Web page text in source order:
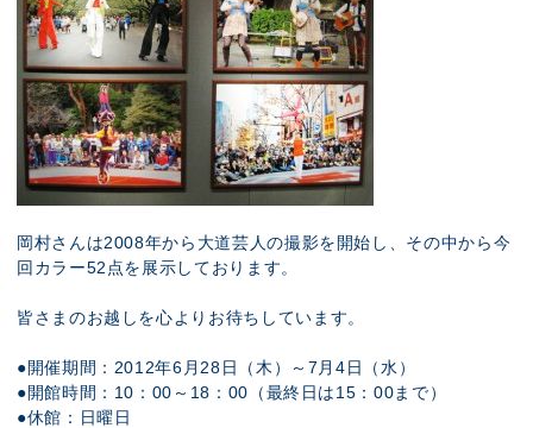
岡村さんは2008年から大道芸人の撮影を開始し、その中から今
回カラー52点を展示しております。
皆さまのお越しを心よりお待ちしています。
●開催期間：2012年6月28日（木）～7月4日（水）
●開館時間：10：00～18：00（最終日は15：00まで）
●休館：日曜日